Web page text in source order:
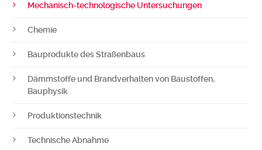
Mechanisch-technologische Untersuchungen
Chemie
Bauprodukte des Straßenbaus
Dämmstoffe und Brandverhalten von Baustoffen,
Bauphysik
Produktionstechnik
Technische Abnahme